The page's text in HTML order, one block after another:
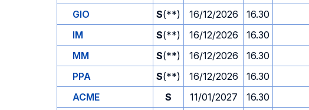
GIO
S(**) 16/12/2026 16.30
IM
S(**) 16/12/2026 16.30
MM
S(**) 16/12/2026 16.30
PPA
S(**) 16/12/2026 16.30
ACME
S 11/01/2027 16.30